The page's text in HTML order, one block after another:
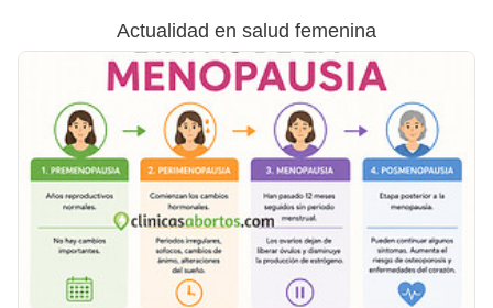
Actualidad en salud femenina